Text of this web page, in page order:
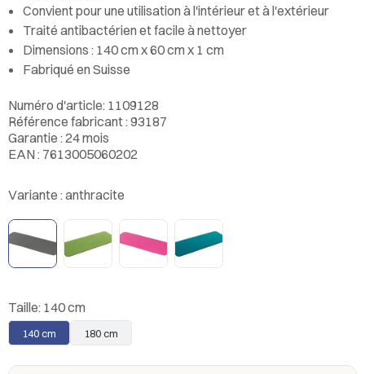
Convient pour une utilisation à l'intérieur et à l'extérieur
Traité antibactérien et facile à nettoyer
Dimensions : 140 cm x 60 cm x 1 cm
Fabriqué en Suisse
Numéro d'article: 1109128
Référence fabricant : 93187
Garantie : 24 mois
EAN : 7613005060202
Variante : anthracite
Taille: 140 cm
140 cm 180 cm